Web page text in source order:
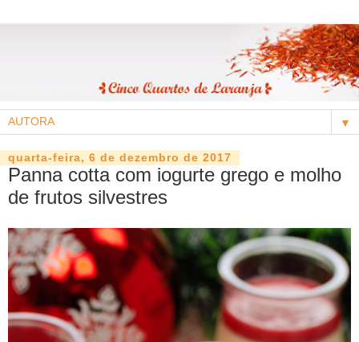
▼
quarta-feira, 6 de dezembro de 2017
Panna cotta com iogurte grego e molho
de frutos silvestres